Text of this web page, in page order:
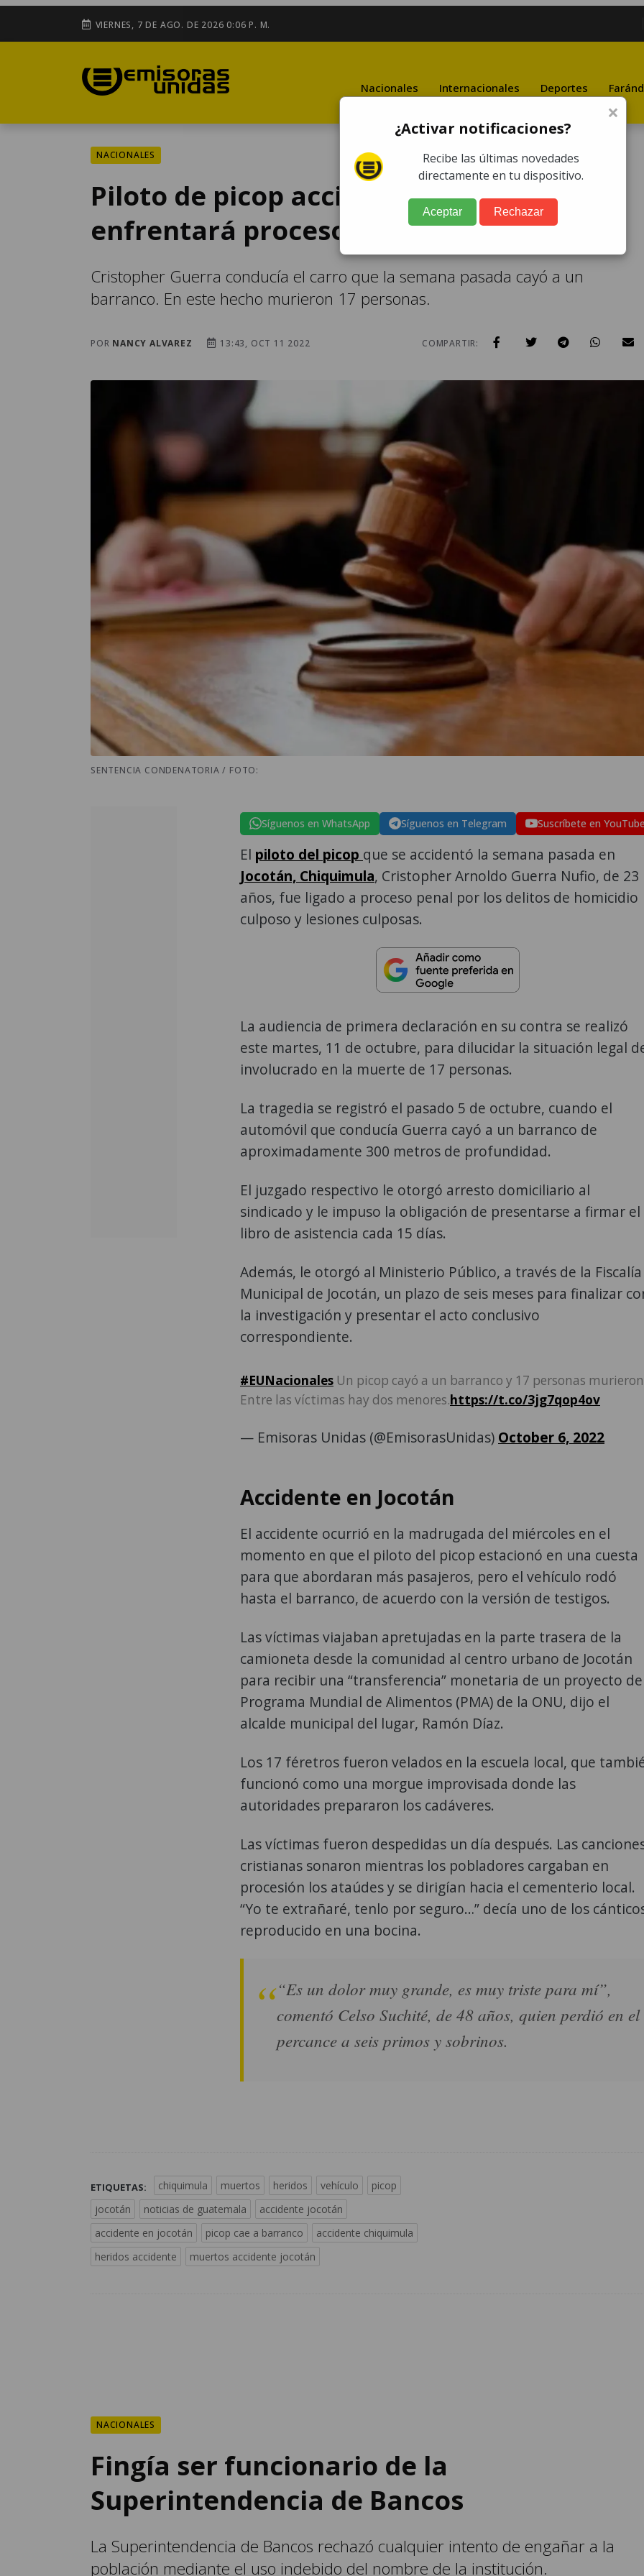
VIERNES, 7 DE AGO. DE 2026 0:06 P. M.
Nacionales Internacionales Deportes
NACIONALES
Piloto de picop accidentado en Jocotán
enfrentará proceso penal
Cristopher Guerra conducía el carro que la semana pasada cayó a un
barranco. En este hecho murieron 17 personas.
POR NANCY ALVAREZ 13:43, OCT 11 2022 COMPARTIR:
SENTENCIA CONDENATORIA / FOTO:
Síguenos en WhatsApp Síguenos en Telegram Suscríbete en
El piloto del picop que se accidentó la semana pasada en
Jocotán, Chiquimula, Cristopher Arnoldo Guerra Nufio, de 23
años, fue ligado a proceso penal por los delitos de homicidio
culposo y lesiones culposas.
La audiencia de primera declaración en su contra se realizó
este martes, 11 de octubre, para dilucidar la situación legal
involucrado en la muerte de 17 personas.
La tragedia se registró el pasado 5 de octubre, cuando el
automóvil que conducía Guerra cayó a un barranco de
aproximadamente 300 metros de profundidad.
El juzgado respectivo le otorgó arresto domiciliario al
sindicado y le impuso la obligación de presentarse a firmar el
libro de asistencia cada 15 días.
Además, le otorgó al Ministerio Público, a través de la Fiscalía
Municipal de Jocotán, un plazo de seis meses para finalizar
la investigación y presentar el acto conclusivo
correspondiente.
#EUNacionales Un picop cayó a un barranco y 17 personas
Entre las víctimas hay dos menores.https://t.co/3jg7qop4ov
— Emisoras Unidas (@EmisorasUnidas) October 6, 2022
Accidente en Jocotán
El accidente ocurrió en la madrugada del miércoles en el
momento en que el piloto del picop estacionó en una cuesta
para que abordaran más pasajeros, pero el vehículo rodó
hasta el barranco, de acuerdo con la versión de testigos.
Las víctimas viajaban apretujadas en la parte trasera de la
camioneta desde la comunidad al centro urbano de Jocotán
para recibir una “transferencia” monetaria de un proyecto
Programa Mundial de Alimentos (PMA) de la ONU, dijo el
alcalde municipal del lugar, Ramón Díaz.
Los 17 féretros fueron velados en la escuela local, que
funcionó como una morgue improvisada donde las
autoridades prepararon los cadáveres.
Las víctimas fueron despedidas un día después. Las
cristianas sonaron mientras los pobladores cargaban en
procesión los ataúdes y se dirigían hacia el cementerio local.
“Yo te extrañaré, tenlo por seguro…” decía uno de los
reproducido en una bocina.
“Es un dolor muy grande, es muy triste para mí”,
comentó Celso Suchité, de 48 años, quien perdió en el
percance a seis primos y sobrinos.
ETIQUETAS: chiquimula muertos heridos vehículo
picop
jocotán
noticias de guatemala
accidente jocotán
accidente en jocotán
picop cae a barranco
accidente chiquimula
heridos accidente
muertos accidente jocotán
NACIONALES
Fingía ser funcionario de la
Superintendencia de Bancos
La Superintendencia de Bancos rechazó cualquier intento de engañar a la
población mediante el uso indebido del nombre de la institución.
×
¿Activar notificaciones?
Recibe las últimas novedades
directamente en tu dispositivo.
Aceptar Rechazar